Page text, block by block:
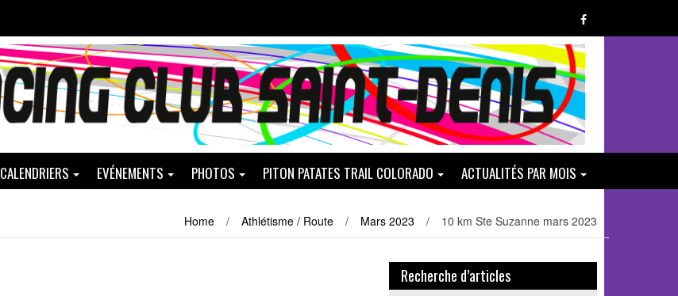
CALENDRIERS EVÉNEMENTS PHOTOS PITON PATATES TRAIL COLORADO ACTUALITÉS PAR MOIS
Home / Athlétisme / Route / Mars 2023 / 10 km Ste Suzanne mars 2023
Recherche d’articles